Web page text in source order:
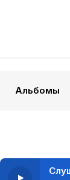
Альбомы